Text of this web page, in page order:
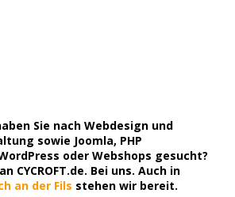
Sie nach Webdesign und
sowie Joomla, PHP
oder Webshops gesucht?
CYCROFT.de. Bei uns. Auch in
an der Fils stehen wir bereit.